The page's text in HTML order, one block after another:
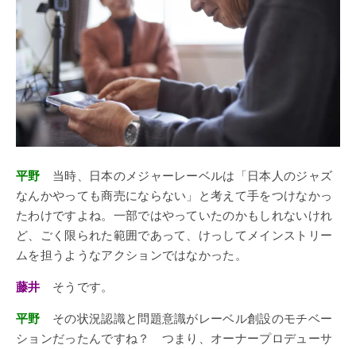
平野 当時、日本のメジャーレーベルは「日本人のジャズ
なんかやっても商売にならない」と考えて手をつけなかっ
たわけですよね。一部ではやっていたのかもしれないけれ
ど、ごく限られた範囲であって、けっしてメインストリー
ムを担うようなアクションではなかった。
藤井 そうです。
平野 その状況認識と問題意識がレーベル創設のモチベー
ションだったんですね？ つまり、オーナープロデューサ